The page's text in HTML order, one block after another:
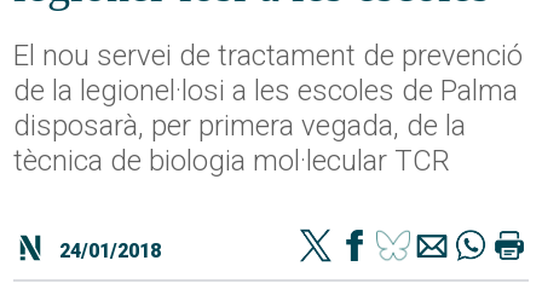
El nou servei de tractament de prevenció
de la legionel·losi a les escoles de Palma
disposarà, per primera vegada, de la
tècnica de biologia mol·lecular TCR
24/01/2018